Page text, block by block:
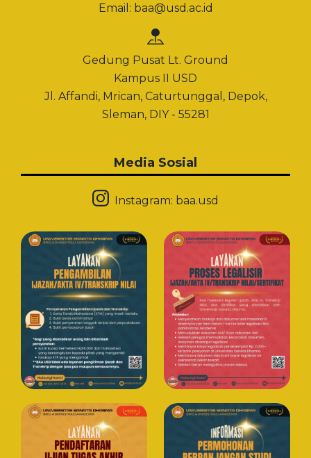
Email: baa@usd.ac.id
Gedung Pusat Lt. Ground
Kampus II USD
Jl. Affandi, Mrican, Caturtunggal, Depok,
Sleman, DIY - 55281
Media Sosial
Instagram: baa.usd